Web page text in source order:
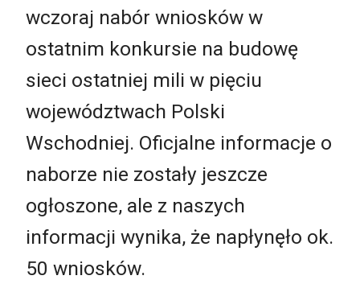
wczoraj nabór wniosków w
ostatnim konkursie na budowę
sieci ostatniej mili w pięciu
województwach Polski
Wschodniej. Oficjalne informacje o
naborze nie zostały jeszcze
ogłoszone, ale z naszych
informacji wynika, że napłynęło ok.
50 wniosków.